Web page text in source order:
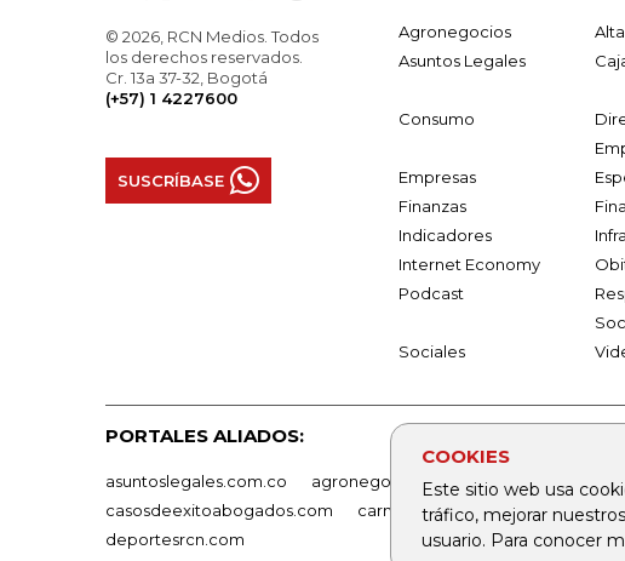
COOKIES
Este sitio web usa
tráfico, mejorar
usuario. Para conocer
© 2026, RCN Medios. Todos
los derechos reservados.
Cr. 13a 37-32, Bogotá
(+57) 1 4227600
SUSCRÍBASE
Agronegocios
Asuntos Legales
Consumo
Empresas
Finanzas
Indicadores
Internet Economy
Podcast
Sociales
PORTALES ALIADOS:
asuntoslegales.com.co agronegocios.co
casosdeexitoabogados.com
carnavalindustriacultural.com
deportesrcn.com